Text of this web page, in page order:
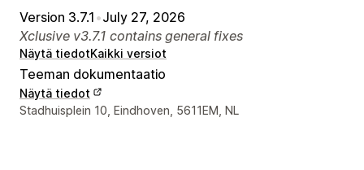
Version 3.7.1 •July 27, 2026
Xclusive v3.7.1 contains general fixes
Näytä tiedotKaikki versiot
Teeman dokumentaatio
Näytä tiedot
Suunnittelijan yhteystiedot
Stadhuisplein 10, Eindhoven, 5611EM, NL